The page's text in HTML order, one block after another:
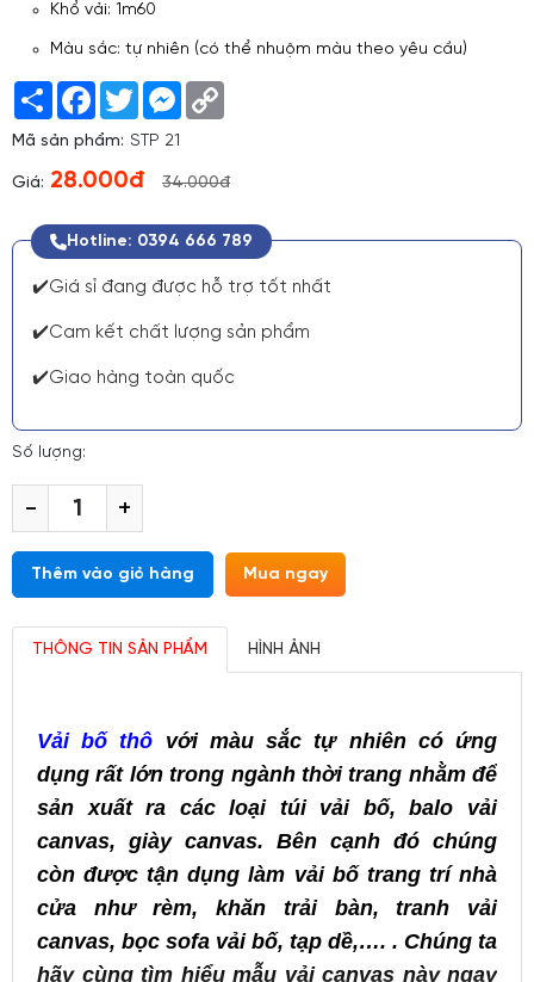
Khổ vải: 1m60
Màu sắc: tự nhiên (có thể nhuộm màu theo yêu cầu)
Share Facebook
TwitterMessenger
Mã sản phẩm: STP 21
Giá: 28.000đ 34.000đ
Hotline: 0394 666 789
✔️Giá sỉ đang được hỗ trợ tốt nhất
✔️Cam kết chất lượng sản phẩm
✔️Giao hàng toàn quốc
Số lượng:
- +
Thêm vào giỏ hàng Mua ngay
THÔNG TIN SẢN PHẨM HÌNH ẢNH
Vải bố thô với màu sắc tự nhiên có ứng
dụng rất lớn trong ngành thời trang nhằm để
sản xuất ra các loại túi vải bố, balo vải
canvas, giày canvas. Bên cạnh đó chúng
còn được tận dụng làm vải bố trang trí nhà
cửa như rèm, khăn trải bàn, tranh vải
canvas, bọc sofa vải bố, tạp dề,…. . Chúng ta
hãy cùng tìm hiểu mẫu vải canvas này ngay